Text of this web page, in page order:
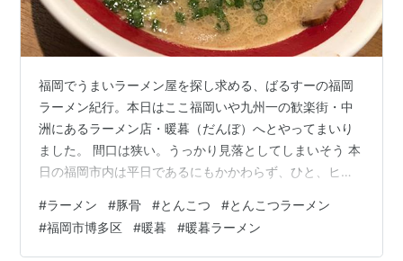
福岡でうまいラーメン屋を探し求める、ばるすーの福岡
ラーメン紀行。本日はここ福岡いや九州一の歓楽街・中
洲にあるラーメン店・暖暮（だんぼ）へとやってまいり
ました。 間口は狭い。うっかり見落としてしまいそう 本
日の福岡市内は平日であるにもかかわらず、ひと、ヒ
列、列、列。 そんな中、なぜかこちらは行列もなく、す
ぐにでも入店可能。まぁ、夜の街・中洲ですから昼間は
#ラーメン #豚骨 #とんこつ #とんこつラーメン
#福岡市博多区 #暖暮 #暖暮ラーメン